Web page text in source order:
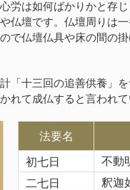
労は如何ばかりかと存
仏壇です。仏壇周りは一
で仏壇仏具や床の間の
「十三回の追善供養」を
れて成仏すると言われて
法要名
初七日
不動
二七日 釈迦